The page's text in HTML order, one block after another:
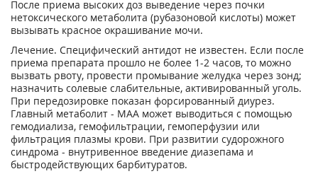
После приема высоких доз выведение через почки
нетоксического метаболита (рубазоновой кислоты) может
вызывать красное окрашивание мочи.
Лечение. Специфический антидот не известен. Если после
приема препарата прошло не более 1-2 часов, то можно
вызвать рвоту, провести промывание желудка через зонд;
назначить солевые слабительные, активированный уголь.
При передозировке показан форсированный диурез.
Главный метаболит - МАА может выводиться с помощью
гемодиализа, гемофильтрации, гемоперфузии или
фильтрация плазмы крови. При развитии судорожного
синдрома - внутривенное введение диазепама и
быстродействующих барбитуратов.